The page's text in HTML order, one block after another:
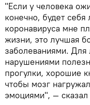
"Если у человека
конечно, будет
коронавируса мне
жизни, это лучшая
заболеваниями.
нарушениями
прогулки, хорошие
чтобы мозг
эмоциями", ―